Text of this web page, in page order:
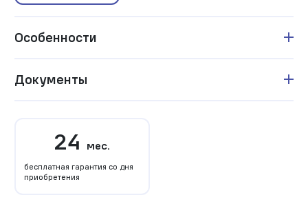
Особенности
Документы
24 мес.
бесплатная гарантия со дня
приобретения